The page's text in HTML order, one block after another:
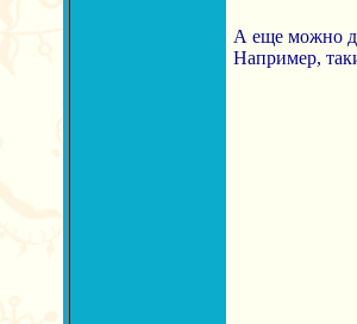
А еще можно
Например,